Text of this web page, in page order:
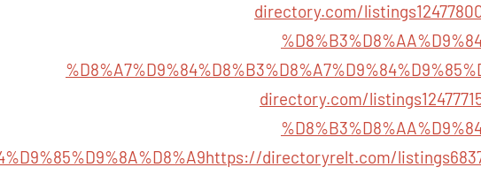
directory.com/
directory.com/
https://directoryrelt.com/